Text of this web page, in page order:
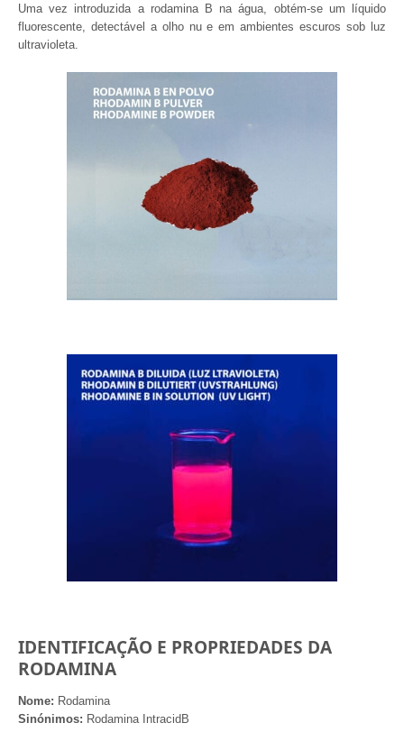
Uma vez introduzida a rodamina B na água, obtém-se um líquido
fluorescente, detectável a olho nu e em ambientes escuros sob luz
ultravioleta.
IDENTIFICAÇÃO E PROPRIEDADES DA
RODAMINA
Nome: Rodamina
Sinónimos: Rodamina IntracidB